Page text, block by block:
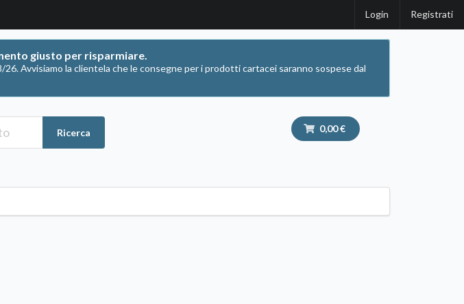
Login Registrati
giusto per risparmiare.
Avvisiamo la clientela che le consegne per i prodotti cartacei saranno sospese dal
Ricerca 0,00 €